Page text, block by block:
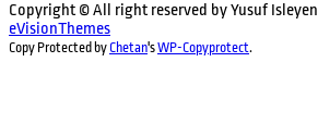
Copyright © All right reserved by Yusuf Isleyen
eVisionThemes
Copy Protected by Chetan'sWP-Copyprotect.